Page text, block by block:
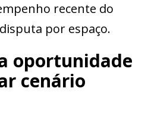
recente do
por espaço.
oportunidade
cenário